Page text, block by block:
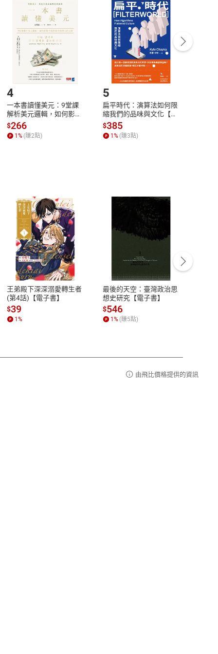
點選「瀏覽訂單明細」 「申請取消訂單/退
貨。
付款方式
Payment
完成訂單
Complete
號，下載書籍後看書
性
參
客服資訊
服務時間：週一到週五 10:00-12:00、
13:00-17:00 (國定假日及例假日休息)
客服電話：0080-1857077
4
一本書讀懂美元：9堂課
解析美元邏輯，如何影響
全球經濟和每個人的投資
【電子書】
$266
1% (賺2點)
5
扁平時代：演算法如何限
縮我們的品味與文化【電
子書】
$385
1% (賺3點)
王弟殿下深深溺愛轉生者
(第4話)【電子書】
$39
1%
最後的天空：臺灣政治思
想史研究【電子書】
$546
1% (賺5點)
由飛比價格提供的資訊